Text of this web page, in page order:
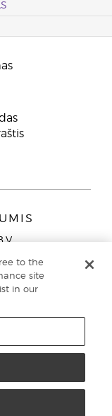
iš laidinių
to the
site
in our